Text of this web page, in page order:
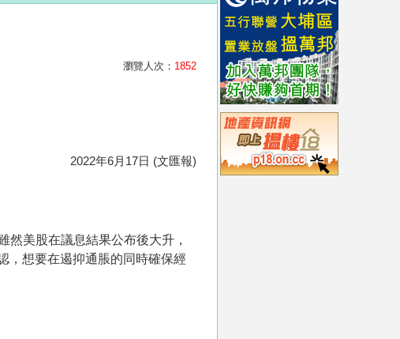
瀏覽人次： 1852
2022年6月17日 (文匯報)
然美股在議息結果公布後大升，
，想要在遏抑通脹的同時確保經